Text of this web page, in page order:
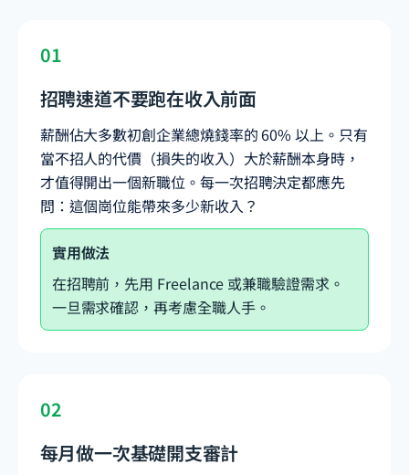
01
招聘速道不要跑在收入前面
薪酬佔大多數初創企業總燒錢率的 60% 以上。只有
當不招人的代價（損失的收入）大於薪酬本身時，
才值得開出一個新職位。每一次招聘決定都應先
問：這個崗位能帶來多少新收入？
實用做法
在招聘前，先用 Freelance 或兼職驗證需求。
一旦需求確認，再考慮全職人手。
02
每月做一次基礎開支審計